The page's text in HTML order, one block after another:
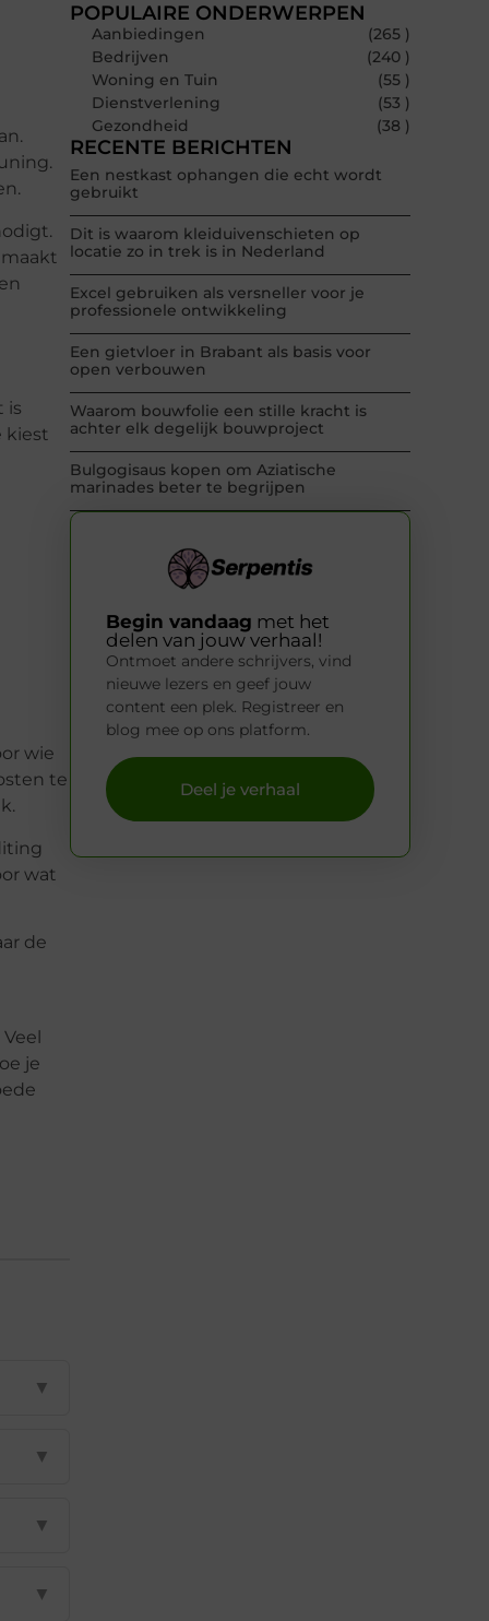
is
kiest
wie
te
wat
de
je
▼
▼
▼
▼
POPULAIRE ONDERWERPEN
Aanbiedingen
(265 )
Bedrijven
(240 )
Woning en Tuin
(55 )
Dienstverlening
(53 )
Gezondheid
(38 )
RECENTE BERICHTEN
Een nestkast ophangen die echt wordt
gebruikt
Dit is waarom kleiduivenschieten op
locatie zo in trek is in Nederland
Excel gebruiken als versneller voor je
professionele ontwikkeling
Een gietvloer in Brabant als basis voor
open verbouwen
Waarom bouwfolie een stille kracht is
achter elk degelijk bouwproject
Bulgogisaus kopen om Aziatische
marinades beter te begrijpen
Begin vandaag met het
delen van jouw verhaal!
Ontmoet andere schrijvers, vind
nieuwe lezers en geef jouw
content een plek. Registreer en
blog mee op ons platform.
Deel je verhaal